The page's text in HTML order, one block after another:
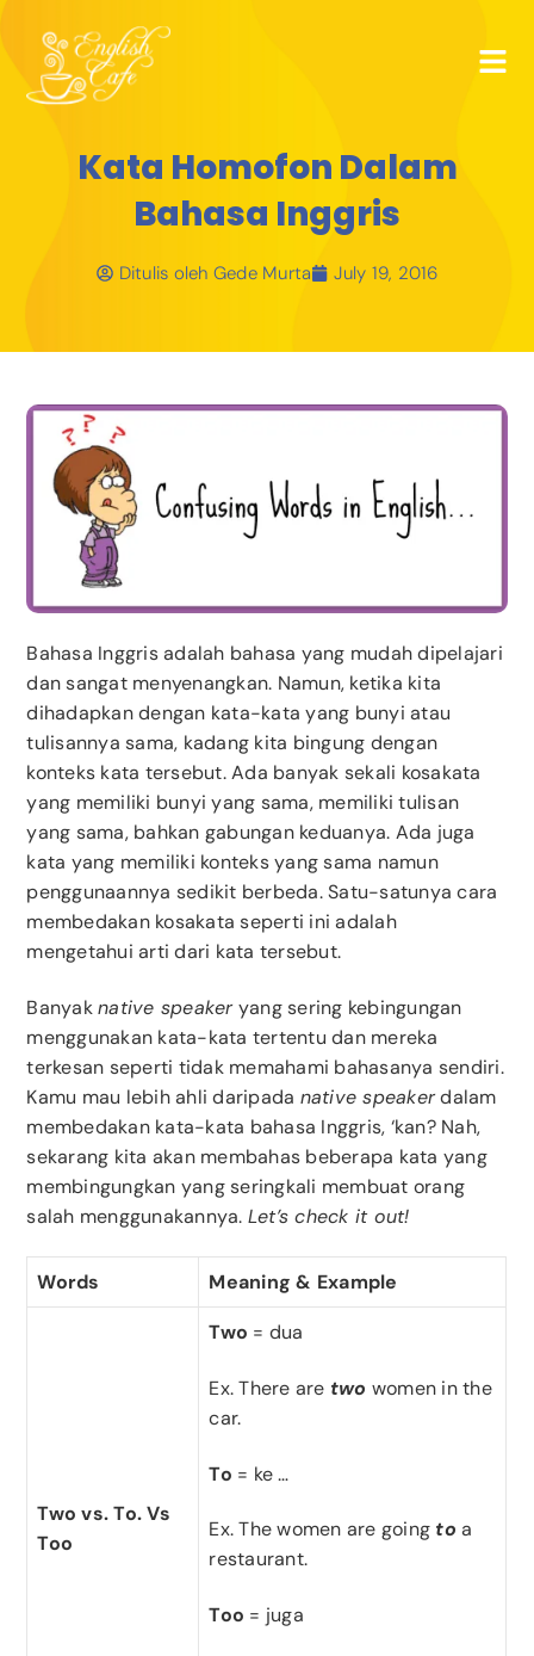
Kata Homofon Dalam
Bahasa Inggris
Ditulis oleh Gede Murta July 19, 2016
Bahasa Inggris adalah bahasa yang mudah dipelajari
dan sangat menyenangkan. Namun, ketika kita
dihadapkan dengan kata-kata yang bunyi atau
tulisannya sama, kadang kita bingung dengan
konteks kata tersebut. Ada banyak sekali kosakata
yang memiliki bunyi yang sama, memiliki tulisan
yang sama, bahkan gabungan keduanya. Ada juga
kata yang memiliki konteks yang sama namun
penggunaannya sedikit berbeda. Satu-satunya cara
membedakan kosakata seperti ini adalah
mengetahui arti dari kata tersebut.
Banyaknative speakeryang sering kebingungan
menggunakan kata-kata tertentu dan mereka
terkesan seperti tidak memahami bahasanya sendiri.
Kamu mau lebih ahli daripada native speakerdalam
membedakan kata-kata bahasa Inggris, ‘kan? Nah,
sekarang kita akan membahas beberapa kata yang
membingungkan yang seringkali membuat orang
salah menggunakannya. Let’s check it out!
Words Meaning & Example
Two vs. To. Vs
Too
Two = dua
Ex. There are two women in the
car.
To = ke …
Ex. The women are going to a
restaurant.
Too = juga